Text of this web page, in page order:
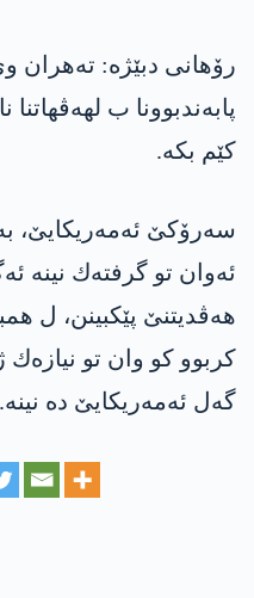
رۆهانی دبێژه‌: تەھران
كێم بكه‌.
سه‌رۆكێ ئه‌مه‌ریكایێ،
ئه‌وان تو گرفته‌ك نینه‌
هه‌ڤدیتنێ پێكبینن، ل
كربوو كو وان تو نیازه‌ك
گه‌ل ئه‌مه‌ریكایێ ده‌ نینه‌.